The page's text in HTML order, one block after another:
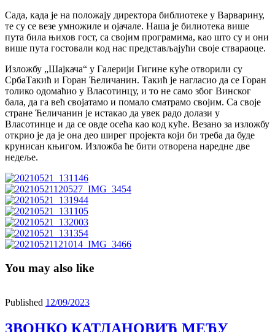
Сада, када је на положају директора библиотеке у Варварину,
те су се везе умножиле и ојачале. Наша је билиотека више
пута била њихов гост, са својим програмима, као што су и они
више пута гостовали код нас представљајући своје ствараоце.
Изложбу „Шајкача“ у Галерији Гигине куће отворили су
СрбаТакић и Горан Ћеличанин. Такић је нагласио да се Горан
толико одомаћио у Власотинцу, и то не само због Винског
бала, да га већ својатамо и помало сматрамо својим. Са своје
стране Ћеличанин је истакао да увек радо долази у
Власотинце и да се овде осећа као код куће. Везано за изложбу
открио је да је она део ширег пројекта који би треба да буде
крунисан књигом. Изложба ће бити отворена наредне две
недеље.
You may also like
Published 12/09/2023
ЗВОНКО КАТЛАНОВИЋ МЕЂУ